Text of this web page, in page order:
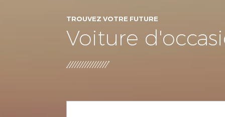
TROUVEZ VOTRE FUTURE
Voiture